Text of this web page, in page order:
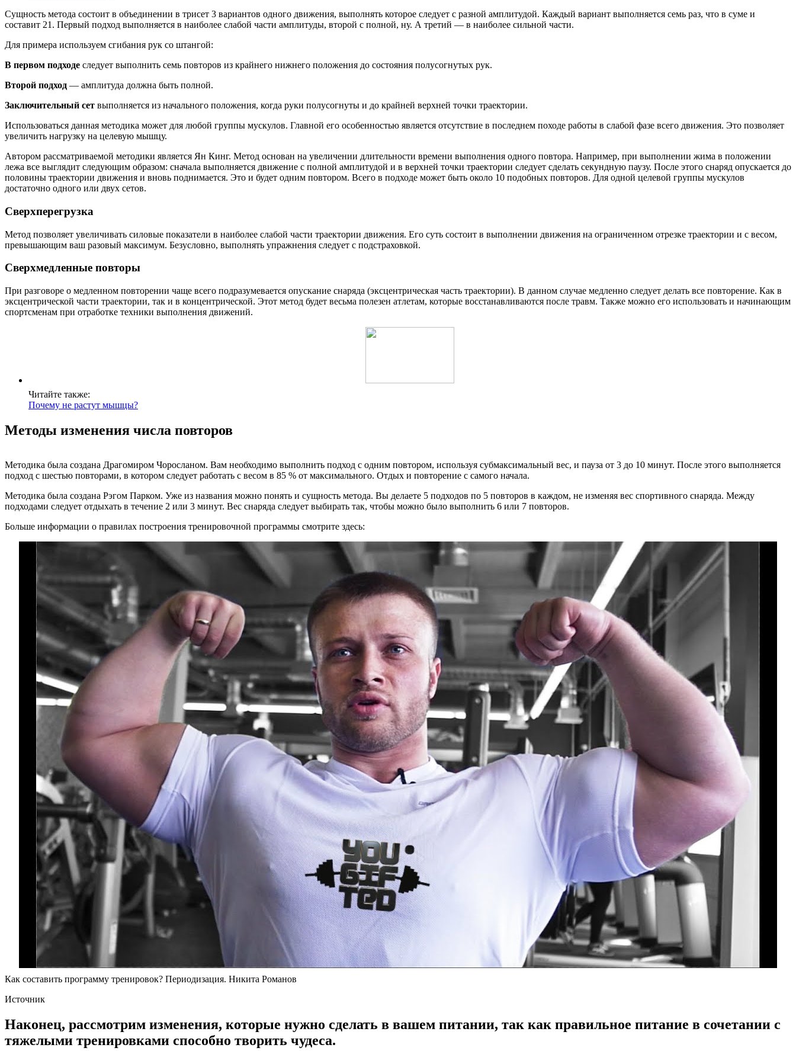
Сущность метода состоит в объединении в трисет 3 вариантов одного движения, выполнять которое следует с разной амплитудой. Каждый вариант выполняется семь раз, что в суме и
составит 21. Первый подход выполняется в наиболее слабой части амплитуды, второй с полной, ну. А третий — в наиболее сильной части.
Для примера используем сгибания рук со штангой:
В первом подходе следует выполнить семь повторов из крайнего нижнего положения до состояния полусогнутых рук.
Второй подход — амплитуда должна быть полной.
Заключительный сет выполняется из начального положения, когда руки полусогнуты и до крайней верхней точки траектории.
Использоваться данная методика может для любой группы мускулов. Главной его особенностью является отсутствие в последнем походе работы в слабой фазе всего движения. Это позволяет
увеличить нагрузку на целевую мышцу.
Автором рассматриваемой методики является Ян Кинг. Метод основан на увеличении длительности времени выполнения одного повтора. Например, при выполнении жима в положении
лежа все выглядит следующим образом: сначала выполняется движение с полной амплитудой и в верхней точки траектории следует сделать секундную паузу. После этого снаряд опускается до
половины траектории движения и вновь поднимается. Это и будет одним повтором. Всего в подходе может быть около 10 подобных повторов. Для одной целевой группы мускулов
достаточно одного или двух сетов.
Сверхперегрузка
Метод позволяет увеличивать силовые показатели в наиболее слабой части траектории движения. Его суть состоит в выполнении движения на ограниченном отрезке траектории и с весом,
превышающим ваш разовый максимум. Безусловно, выполнять упражнения следует с подстраховкой.
Сверхмедленные повторы
При разговоре о медленном повторении чаще всего подразумевается опускание снаряда (эксцентрическая часть траектории). В данном случае медленно следует делать все повторение. Как в
эксцентрической части траектории, так и в концентрической. Этот метод будет весьма полезен атлетам, которые восстанавливаются после травм. Также можно его использовать и начинающим
спортсменам при отработке техники выполнения движений.
Читайте также:
Почему не растут мышцы?
Методы изменения числа повторов
Методика была создана Драгомиром Чоросланом. Вам необходимо выполнить подход с одним повтором, используя субмаксимальный вес, и пауза от 3 до 10 минут. После этого выполняется
подход с шестью повторами, в котором следует работать с весом в 85 % от максимального. Отдых и повторение с самого начала.
Методика была создана Рэгом Парком. Уже из названия можно понять и сущность метода. Вы делаете 5 подходов по 5 повторов в каждом, не изменяя вес спортивного снаряда. Между
подходами следует отдыхать в течение 2 или 3 минут. Вес снаряда следует выбирать так, чтобы можно было выполнить 6 или 7 повторов.
Больше информации о правилах построения тренировочной программы смотрите здесь:
Как составить программу тренировок? Периодизация. Никита Романов
Источник
Наконец, рассмотрим изменения, которые нужно сделать в вашем питании, так как правильное питание в сочетании с
тяжелыми тренировками способно творить чудеса.